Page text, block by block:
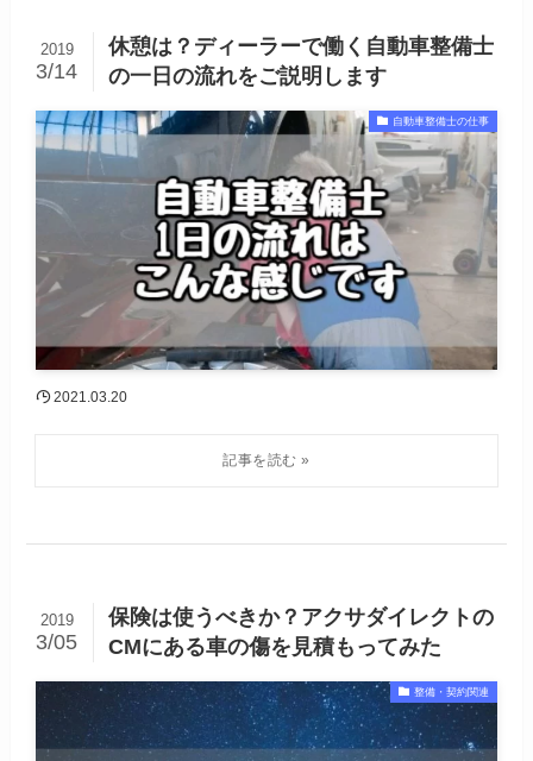
休憩は？ディーラーで働く自動車整備士
の一日の流れをご説明します
2019
3/14
自動車整備士の仕事
2021.03.20
保険は使うべきか？アクサダイレクトの
CMにある車の傷を見積もってみた
2019
3/05
整備・契約関連